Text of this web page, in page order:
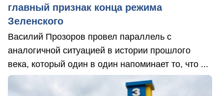
главный признак конца режима
Зеленского
Василий Прозоров провел параллель с
аналогичной ситуацией в истории прошлого
века, который один в один напоминает то, что ...